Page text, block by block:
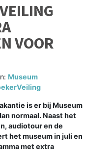
VOOR
Museum
is er bij Museum
normaal. Naast het
audiotour en de
het museum in juli en
met extra